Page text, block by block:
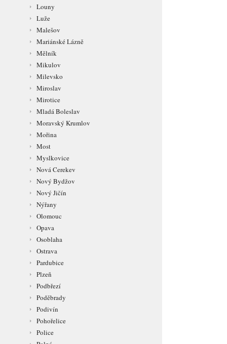
Louny
Luže
Malešov
Mariánské Lázně
Mělník
Mikulov
Milevsko
Miroslav
Mirotice
Mladá Boleslav
Moravský Krumlov
Mořina
Most
Myslkovice
Nová Cerekev
Nový Bydžov
Nový Jičín
Nýřany
Olomouc
Opava
Osoblaha
Ostrava
Pardubice
Plzeň
Podbřezí
Poděbrady
Podivín
Pohořelice
Police